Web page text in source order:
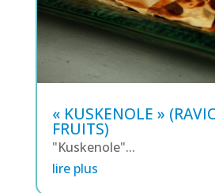
« KUSKENOLE »
FRUITS)
"Kuskenole"...
lire plus